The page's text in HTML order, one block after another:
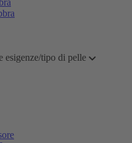
esigenze/tipo di pelle